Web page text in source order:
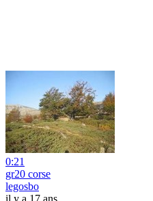
0:21
gr20 corse
legosbo